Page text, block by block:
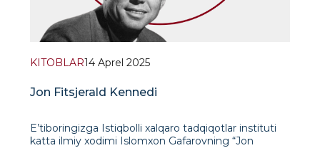
KITOBLAR14 Aprel 2025
Jon Fitsjerald Kennedi
E’tiboringizga Istiqbolli xalqaro tadqiqotlar instituti
katta ilmiy xodimi Islomxon Gafarovning “Jon